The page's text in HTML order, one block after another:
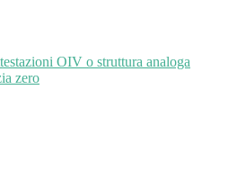
OIV o struttura analoga
zero